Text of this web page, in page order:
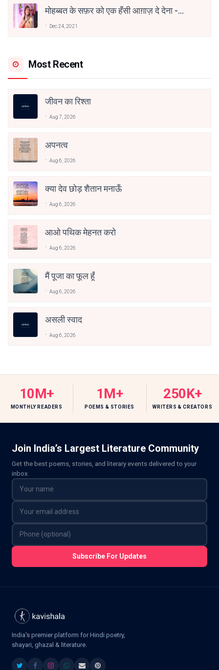
मोहब्बत के सफ़र को एक हँसी आग़ाज़ दे देना -
Dec 24, 2021
Most Recent
जीवन का रिश्ता
Aug 7, 2026
अपनत्व
Aug 6, 2026
क्या देव छोड़ शैतान मनाऊँ
Aug 6, 2026
आओ पथिक मेहनत करो
Aug 6, 2026
मैं पूजा का फूल हूँ
Aug 6, 2026
असली स्वाद
Aug 6, 2026
10M+
MONTHLY READERS
1M+
POEMS & STORIES
250K+
WRITERS & CREATORS
Join India’s Largest Literature Community
Get the best poems, stories, and literary events delivered to your
inbox.
Subscribe For Updates
India's premier platform for Hindi poetry,
shayari, ghazal & literature.